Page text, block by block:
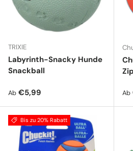
TRIXIE
Labyrinth-Snacky Hunde
Snackball
Normaler Preis
Ab €5,99 Ab
Bis zu 20% Rabatt